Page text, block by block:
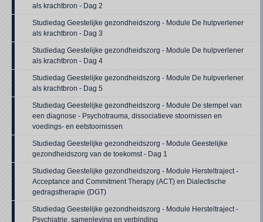
als krachtbron - Dag 2
Studiedag Geestelijke gezondheidszorg - Module De hulpverlener
als krachtbron - Dag 3
Studiedag Geestelijke gezondheidszorg - Module De hulpverlener
als krachtbron - Dag 4
Studiedag Geestelijke gezondheidszorg - Module De hulpverlener
als krachtbron - Dag 5
Studiedag Geestelijke gezondheidszorg - Module De stempel van
een diagnose - Psychotrauma, dissociatieve stoornissen en
voedings- en eetstoornissen
Studiedag Geestelijke gezondheidszorg - Module Geestelijke
gezondheidszorg van de toekomst - Dag 1
Studiedag Geestelijke gezondheidszorg - Module Hersteltraject -
Acceptance and Commitment Therapy (ACT) en Dialectische
gedragstherapie (DGT)
Studiedag Geestelijke gezondheidszorg - Module Hersteltraject -
Psychiatrie, samenleving en verbinding